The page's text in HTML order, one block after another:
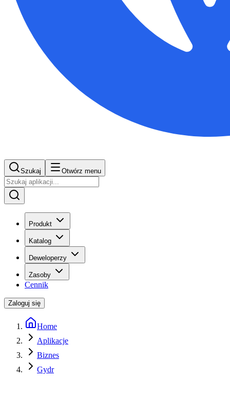
Szukaj Otwórz menu
Produkt
Katalog
Deweloperzy
Zasoby
Cennik
Zaloguj się
Home
Aplikacje
Biznes
Gydr